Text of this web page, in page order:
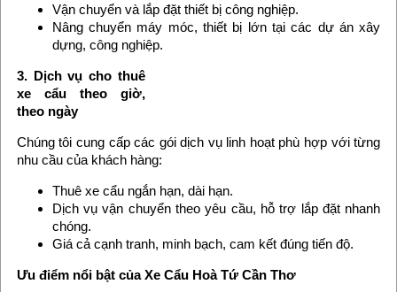
Vận chuyển và lắp đặt thiết bị công nghiệp.
Nâng chuyển máy móc, thiết bị lớn tại các dự án xây
dựng, công nghiệp.
3. Dịch vụ cho thuê
xe cẩu theo giờ,
theo ngày
Chúng tôi cung cấp các gói dịch vụ linh hoạt phù hợp với từng
nhu cầu của khách hàng:
Thuê xe cẩu ngắn hạn, dài hạn.
Dịch vụ vận chuyển theo yêu cầu, hỗ trợ lắp đặt nhanh
chóng.
Giá cả cạnh tranh, minh bạch, cam kết đúng tiến độ.
Ưu điểm nổi bật của Xe Cẩu Hoà Tứ Cần Thơ